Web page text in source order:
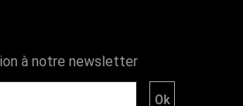
à notre newsletter